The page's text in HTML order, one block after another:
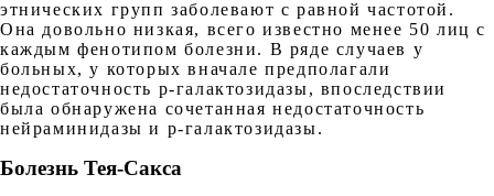
этнических групп заболевают с равной частотой.
Она довольно низкая, всего известно менее 50 лиц с
каждым фенотипом болезни. В ряде случаев у
больных, у которых вначале предполагали
недостаточность р-галактозидазы, впоследствии
была обнаружена сочетанная недостаточность
нейраминидазы и р-галактозидазы.
Болезнь Тея-Сакса